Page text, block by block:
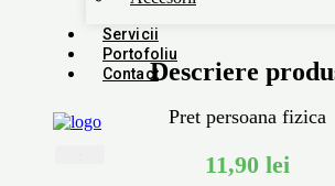
Servicii
Portofoliu
ContactDescriere
Pret persoana fizica
11,90 lei